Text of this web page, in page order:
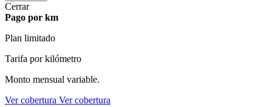
Cerrar
Pago por km
Plan limitado
Tarifa por kilómetro
Monto mensual variable.
Ver cobertura Ver cobertura